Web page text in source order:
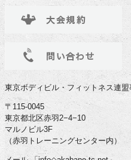
東京ボディビル・フィットネス連盟
〒115-0045
東京都北区赤羽2−4−10
マルノビル3F
（赤羽トレーニングセンター内）